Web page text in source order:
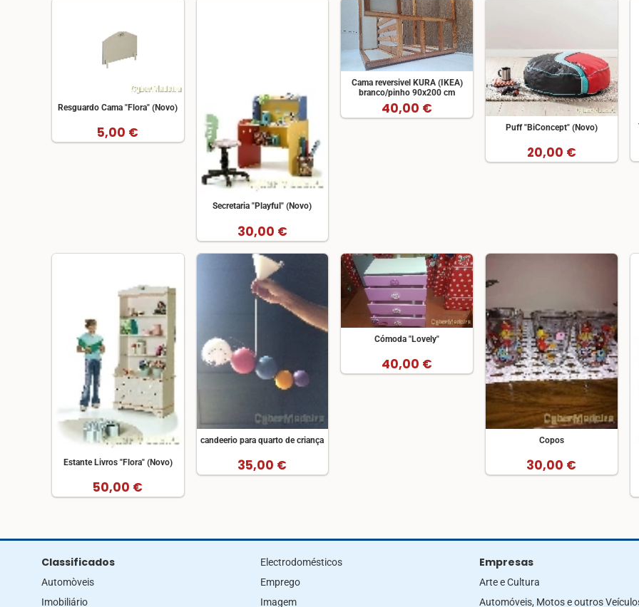
Resguardo Cama "Flora" (Novo)
5,00 €
Secretaria "Playful" (Novo)
30,00 €
Cama reversivel KURA (IKEA)
branco/pinho 90x200 cm
40,00 €
Puff "BiConcept" (Novo)
20,00 €
Estante Livros "Flora" (Novo)
50,00 €
candeerio para quarto de criança
35,00 €
Cómoda "Lovely"
40,00 €
Copos
30,00 €
Classificados
Automòveis
Imobiliário
Electrodomésticos
Emprego
Imagem
Empresas
Arte e Cultura
Automóveis, Motos e outros